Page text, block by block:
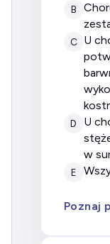
B
chorego należy zaopatrzyć w
C
u chorego dorosłego z
D
u chorego należy oznaczyć
w
E
Poznaj